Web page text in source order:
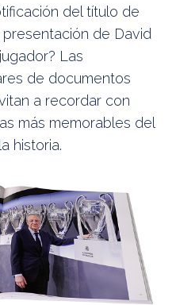
del título de
presentación de David
Las
de documentos
a recordar con
más memorables del
historia.